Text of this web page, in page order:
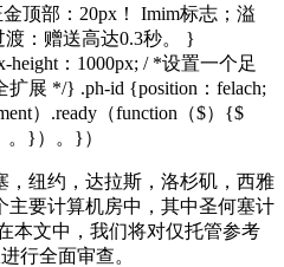
顶部：20px！ Imim标志；溢
渡：赠送高达0.3秒。 }
height：1000px; / *设置一个足
展 */} .ph-id {position：felach;
）.ready（function（$）{$
。}）。}）
，纽约，达拉斯，洛杉矶，西雅
主要计算机房中，其中圣何塞计
本文中，我们将对仅托管参考
行全面审查。